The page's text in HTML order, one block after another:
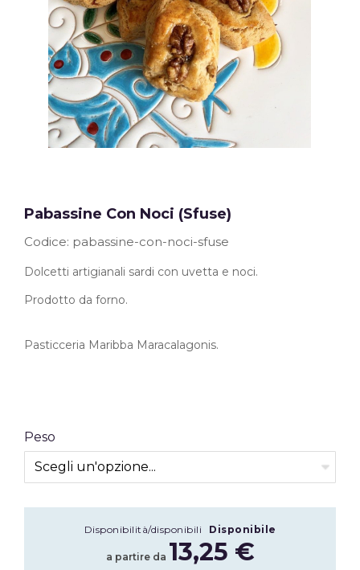
Pabassine Con Noci (sfuse)
Codice pabassine-con-noci-sfuse
Dolcetti artigianali sardi con uvetta e noci.
Prodotto da forno.
Pasticceria Maribba Maracalagonis.
Peso
Disponibilità/disponibili Disponibile
a partire da 13,25 €